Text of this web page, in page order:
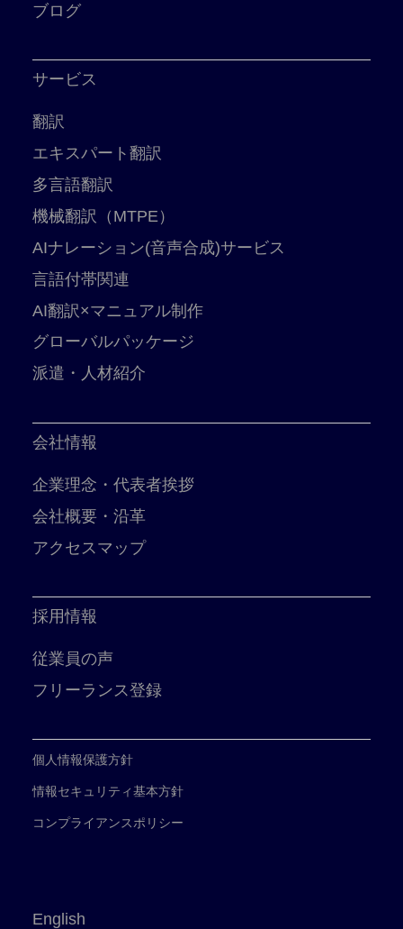
ブログ
サービス
翻訳
エキスパート翻訳
多言語翻訳
機械翻訳（MTPE）
AIナレーション(音声合成)サービス
言語付帯関連
AI翻訳×マニュアル制作
グローバルパッケージ
派遣・人材紹介
会社情報
企業理念・代表者挨拶
会社概要・沿革
アクセスマップ
採用情報
従業員の声
フリーランス登録
個人情報保護方針
情報セキュリティ基本方針
コンプライアンスポリシー
English